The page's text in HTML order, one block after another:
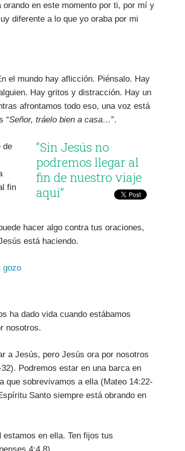
en este momento por ti, por mí y
diferente a lo que yo oraba por mi
el mundo hay aflicción. Piénsalo. Hay
Hay gritos y distracción. Hay un
afrontamos todo eso, una voz está
“Señor, tráelo bien a casa…”.
“Sin Jesús no
podremos llegar al
fin de nuestro viaje
aquí”
de
fin
hacer algo contra tus oraciones,
está haciendo.
gozo
ha dado vida cuando estábamos
nosotros.
a Jesús, pero Jesús ora por nosotros
Podremos estar en una barca en
que sobrevivamos a ella (Mateo 14:22-
Santo siempre está obrando en
en ella. Ten fijos tus